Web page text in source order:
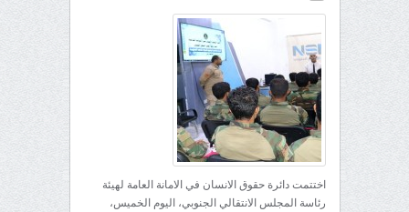
اختتمت دائرة حقوق الانسان في الامانة العامة لهيئة
رئاسة المجلس الانتقالي الجنوبي، اليوم الخميس،